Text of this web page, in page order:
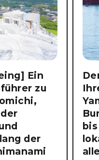
Ein
zu
der